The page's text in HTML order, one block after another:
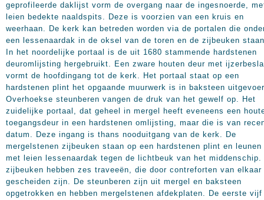
geprofileerde daklijst vorm de overgang naar de ingesnoerde,
leien bedekte naaldspits. Deze is voorzien van een kruis en
weerhaan. De kerk kan betreden worden via de portalen die
een lessenaardak in de oksel van de toren en de zijbeuken
In het noordelijke portaal is de uit 1680 stammende hardstenen
deuromlijsting hergebruikt. Een zware houten deur met
vormt de hoofdingang tot de kerk. Het portaal staat op een
hardstenen plint het opgaande muurwerk is in baksteen
Overhoekse steunberen vangen de druk van het gewelf op. Het
zuidelijke portaal, dat geheel in mergel heeft eveneens een
toegangsdeur in een hardstenen omlijsting, maar die is van
datum. Deze ingang is thans nooduitgang van de kerk. De
mergelstenen zijbeuken staan op een hardstenen plint en leunen
met leien lessenaardak tegen de lichtbeuk van het middenschip.
zijbeuken hebben zes traveeën, die door contreforten van elkaar
gescheiden zijn. De steunberen zijn uit mergel en baksteen
opgetrokken en hebben mergelstenen afdekplaten. De eerste vijf